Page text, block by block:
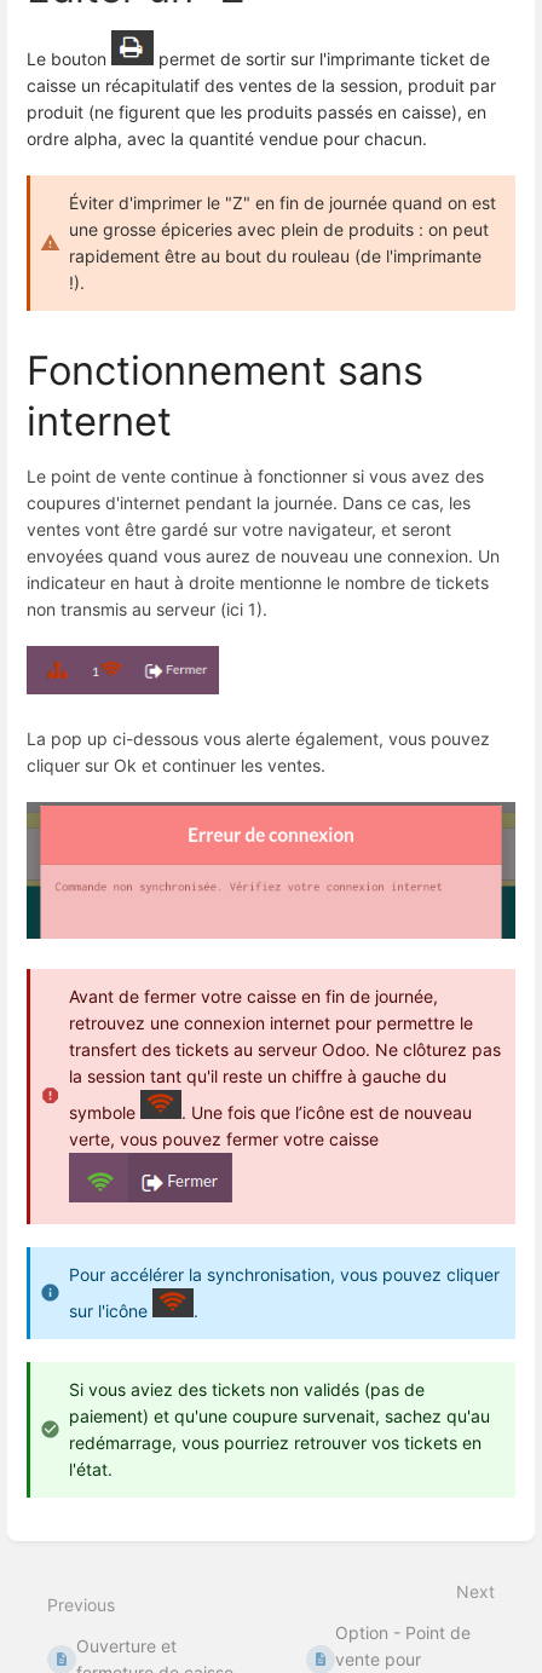
Le bouton
permet de sortir sur l'imprimante ticket de
caisse un récapitulatif des ventes de la session, produit par
produit (ne figurent que les produits passés en caisse), en
ordre alpha, avec la quantité vendue pour chacun.
Éviter d'imprimer le "Z" en fin de journée quand on est
une grosse épiceries avec plein de produits : on peut
rapidement être au bout du rouleau (de l'imprimante
!).
Fonctionnement sans
internet
Le point de vente continue à fonctionner si vous avez des
coupures d'internet pendant la journée. Dans ce cas, les
ventes vont être gardé sur votre navigateur, et seront
envoyées quand vous aurez de nouveau une connexion. Un
indicateur en haut à droite mentionne le nombre de tickets
non transmis au serveur (ici 1).
La pop up ci-dessous vous alerte également, vous pouvez
cliquer sur Ok et continuer les ventes.
Avant de fermer votre caisse en fin de journée,
retrouvez une connexion internet pour permettre le
transfert des tickets au serveur Odoo. Ne clôturez pas
la session tant qu'il reste un chiffre à gauche du
symbole
. Une fois que l’icône est de nouveau
verte, vous pouvez fermer votre caisse
Pour accélérer la synchronisation, vous pouvez cliquer
sur l'icône
.
Si vous aviez des tickets non validés (pas de
paiement) et qu'une coupure survenait, sachez qu'au
redémarrage, vous pourriez retrouver vos tickets en
l'état.
mode
Previous
Ouverture et
Next
Option - Point de
vente pour